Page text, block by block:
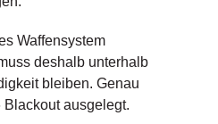
Waffensystem
deshalb unterhalb
bleiben. Genau
ausgelegt.